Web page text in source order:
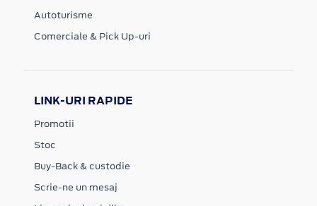
Autoturisme
Comerciale & Pick Up-uri
LINK-URI RAPIDE
Promotii
Stoc
Buy-Back & custodie
Scrie-ne un mesaj